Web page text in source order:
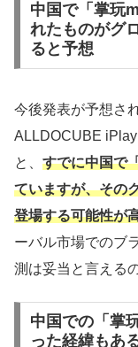
中国で「掌玩
れたものがグ
ると予想
今後発表が予想さ
ALLDOCUBE
と、 すでに中国で
ていますが、その
登場する可能性が
ーバル市場でのブ
測は妥当と言える
中国での「掌
った経緯もあ